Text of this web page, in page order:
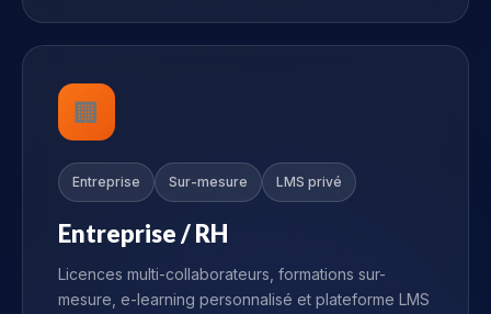
🏢
Entreprise Sur-mesure LMS privé
Entreprise / RH
Licences multi-collaborateurs, formations sur-
mesure, e-learning personnalisé et plateforme LMS